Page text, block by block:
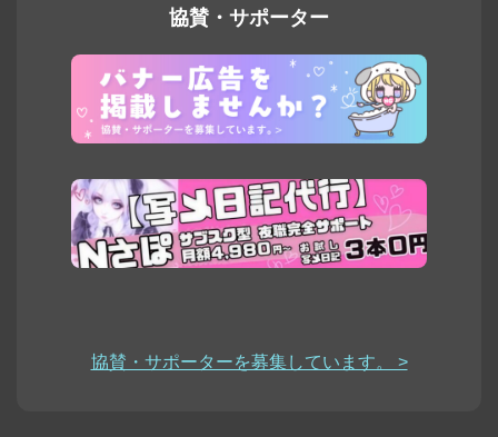
協賛・サポーター
協賛・サポーターを募集しています。 >